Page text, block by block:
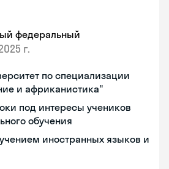
федеральный
г.
по специализации
и африканистика"
под интересы учеников
обучения
иностранных языков и